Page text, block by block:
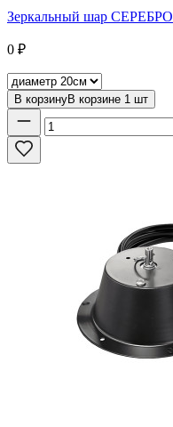
Зеркальный шар СЕРЕБРО
0 ₽
В корзинуВ корзине 1 шт